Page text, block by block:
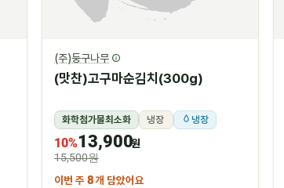
(주)둥구나무
(맛찬)고구마순김치(300g)
화학첨가물최소화 냉장 냉장
10%13,900원
15,500원
이번 주 8개 담았어요